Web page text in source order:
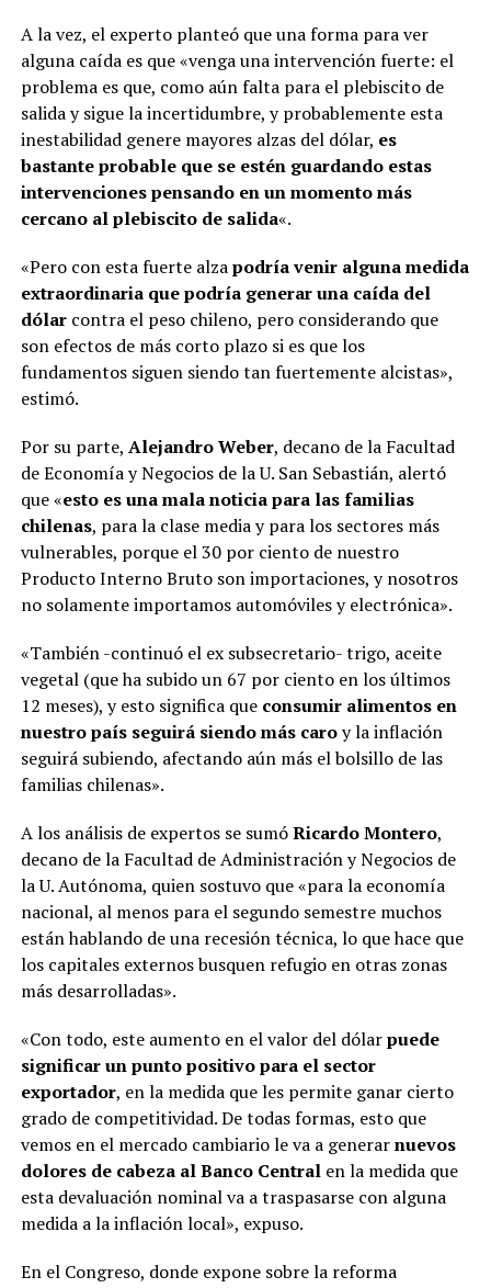
A la vez, el experto planteó que una forma para ver
alguna caída es que «venga una intervención fuerte: el
problema es que, como aún falta para el plebiscito de
salida y sigue la incertidumbre, y probablemente esta
inestabilidad genere mayores alzas del dólar, es
bastante probable que se estén guardando estas
intervenciones pensando en un momento más
cercano al plebiscito de salida«.
«Pero con esta fuerte alzapodría venir alguna medida
extraordinaria que podría generar una caída del
dólarcontra el peso chileno, pero considerando que
son efectos de más corto plazo si es que los
fundamentos siguen siendo tan fuertemente alcistas»,
estimó.
Por su parte, Alejandro Weber, decano de la Facultad
de Economía y Negocios de la U. San Sebastián, alertó
que «esto es una mala noticia para las familias
chilenas, para la clase media y para los sectores más
vulnerables, porque el 30 por ciento de nuestro
Producto Interno Bruto son importaciones, y nosotros
no solamente importamos automóviles y electrónica».
«También -continuó el ex subsecretario- trigo, aceite
vegetal (que ha subido un 67 por ciento en los últimos
12 meses), y esto significa que consumir alimentos en
nuestro país seguirá siendo más caroy la inflación
seguirá subiendo, afectando aún más el bolsillo de las
familias chilenas».
A los análisis de expertos se sumóRicardo Montero,
decano de la Facultad de Administración y Negocios de
la U. Autónoma, quien sostuvo que «para la economía
nacional, al menos para el segundo semestre muchos
están hablando de una recesión técnica, lo que hace que
los capitales externos busquen refugio en otras zonas
más desarrolladas».
«Con todo, este aumento en el valor del dólarpuede
significar un punto positivo para el sector
exportador, en la medida que les permite ganar cierto
grado de competitividad. De todas formas, esto que
vemos en el mercado cambiario le va a generarnuevos
dolores de cabeza al Banco Centralen la medida que
esta devaluación nominal va a traspasarse con alguna
medida a la inflación local», expuso.
En el Congreso, donde expone sobre la reforma